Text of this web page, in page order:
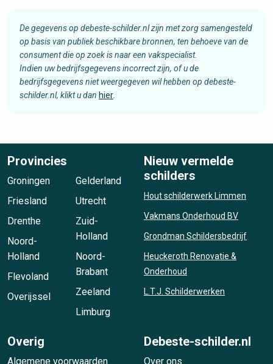
De gegevens op debeste-schilder.nl zijn met zorg samengesteld
op basis van publiek beschikbare bronnen, ten behoeve van de
consument die op zoek is naar een vakspecialist.
Indien uw bedrijfsgegevens incorrect zijn, of u de
bedrijfsgegevens niet weergegeven wil hebben op debeste-
schilder.nl, klikt u dan hier
Provincies
Groningen
Friesland
Drenthe
Noord-
Holland
Flevoland
Overijssel
Gelderland
Utrecht
Zuid-
Holland
Noord-
Brabant
Zeeland
Limburg
Nieuw vermelde
schilders
Hout schilderwerk Limmen
Vakmans Onderhoud BV
Grondman Schildersbedrijf
Heuckeroth Renovatie &
Onderhoud
L.T.J. Schilderwerken
Overig
Algemene voorwaarden
Debeste-schilder.nl
Over ons